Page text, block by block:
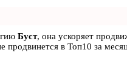
Буст, она ускоряет
продвинется в Топ10 за